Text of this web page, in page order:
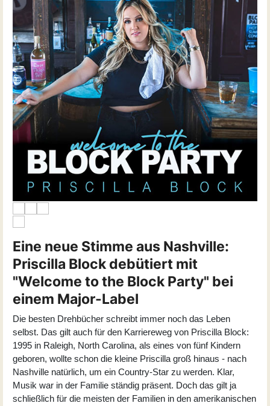
Eine neue Stimme aus Nashville:
Priscilla Block debütiert mit
"Welcome to the Block Party" bei
einem Major-Label
Die besten Drehbücher schreibt immer noch das Leben
selbst. Das gilt auch für den Karriereweg von Priscilla Block:
1995 in Raleigh, North Carolina, als eines von fünf Kindern
geboren, wollte schon die kleine Priscilla groß hinaus - nach
Nashville natürlich, um ein Country-Star zu werden. Klar,
Musik war in der Familie ständig präsent. Doch das gilt ja
schließlich für die meisten der Familien in den amerikanischen